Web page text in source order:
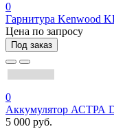
0
Гарнитура Kenwood
Цена по запросу
Под заказ
0
Аккумулятор АСТРА
5 000 руб.